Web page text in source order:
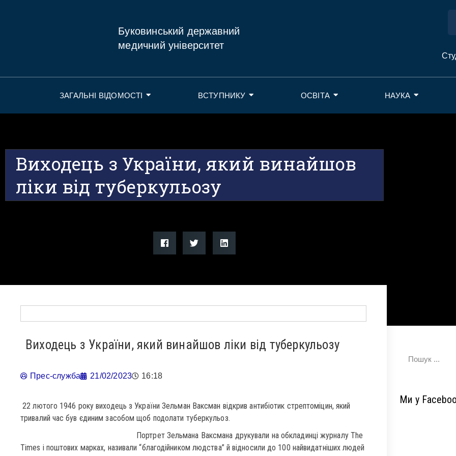
Буковинський державний
медичний університет
ЗАГАЛЬНІ ВІДОМОСТІ ВСТУПНИКУ ОСВІТА НАУКА
Виходець з України, який винайшов
ліки від туберкульозу
Виходець з України, який винайшов ліки від туберкульозу
Прес-служба 21/02/2023 16:18
22 лютого 1946 року виходець з України Зельман Ваксман відкрив антибіотик стрептоміцин, який
тривалий час був єдиним засобом щоб подолати туберкульоз.
Портрет Зельмана Ваксмана друкували на обкладинці журналу The
Times і поштових марках, називали “благодійником людства” й відносили до 100 найвидатніших людей
Ми у